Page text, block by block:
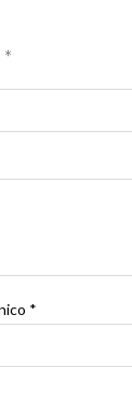
*
*